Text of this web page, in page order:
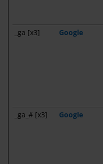
_ga [x3] Google
_ga_# [x3] Google